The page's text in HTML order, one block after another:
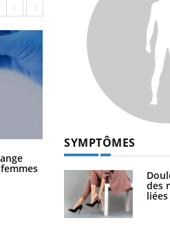
La sieste empêche-t-
SYMPTÔMES
des